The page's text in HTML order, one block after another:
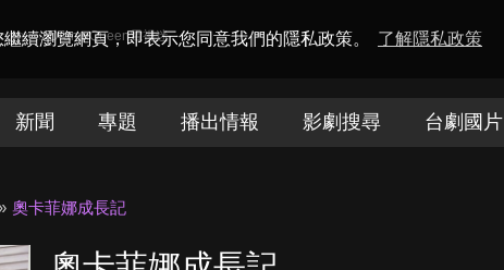
續瀏覽網頁，即表示您同意我們的隱私政策。 了解隱私政策
toDramaQueen電視迷
新聞 專題 播出情報 影劇搜尋 台劇國片
奧卡菲娜成長記